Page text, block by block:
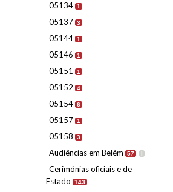
05134 1
05137 3
05144 1
05146 1
05151 1
05152 4
05154 6
05157 1
05158 3
Audiências em Belém 57 I
Cerimónias oficiais e de
Estado
143